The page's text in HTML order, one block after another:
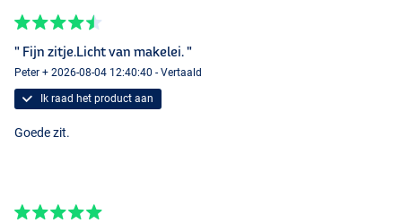
" Fijn zitje.Licht van makelei. "
Peter + 2026-08-04 12:40:40 - Vertaald
Ik raad het product aan
Goede zit.